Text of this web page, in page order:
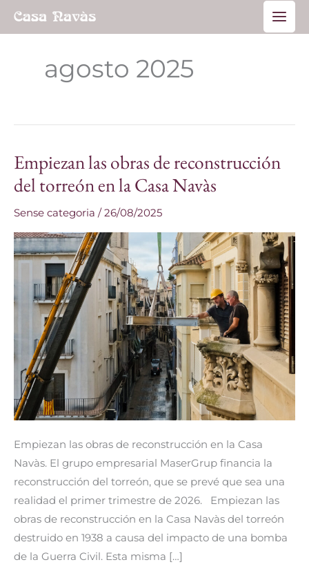
Main
agosto 2025
Empiezan las obras de reconstrucción
del torreón en la Casa Navàs
Sense categoria /26/08/2025
Empiezan las obras de reconstrucción en la Casa
Navàs. El grupo empresarial MaserGrup financia la
reconstrucción del torreón, que se prevé que sea una
realidad el primer trimestre de 2026. Empiezan las
obras de reconstrucción en la Casa Navàs del torreón
destruido en 1938 a causa del impacto de una bomba
de la Guerra Civil. Esta misma […]
Empiezan
las
obras
de
reconstrucción
del
en
la
Navàs